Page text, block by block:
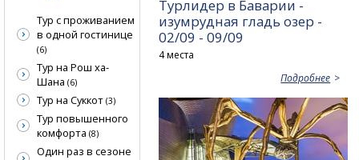
Турлидер в Баварии -
изумрудная гладь озер -
02/09 - 09/09
4 места
Подробнее
Тур с проживанием
в одной гостинице
(6)
Тур на Рош ха-
Шана (6)
Тур на Суккот (3)
Тур повышенного
комфорта (8)
Один раз в сезоне